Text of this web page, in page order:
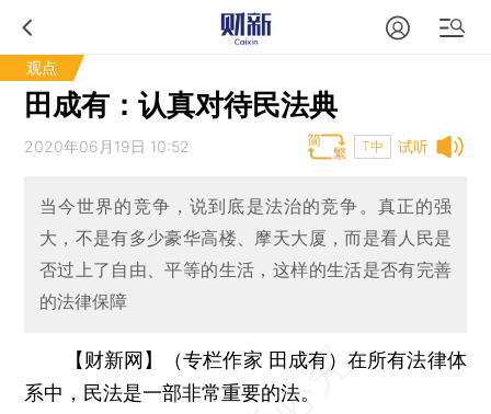
观点
田成有：认真对待民法典
试听
2020年06月19日 10:52 T中
当今世界的竞争，说到底是法治的竞争。真正的强
大，不是有多少豪华高楼、摩天大厦，而是看人民是
否过上了自由、平等的生活，这样的生活是否有完善
的法律保障
【财新网】（专栏作家 田成有）在所有法律体
系中，民法是一部非常重要的法。